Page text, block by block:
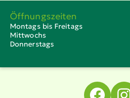
Öffnungszeiten
Montags bis Freitags
Mittwochs
Donnerstags